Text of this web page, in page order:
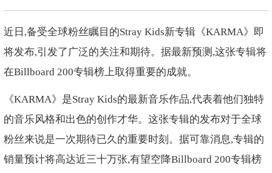
近日,备受全球粉丝瞩目的Stray Kids新专辑《KARMA》即
将发布,引发了广泛的关注和期待。据最新预测,这张专辑将
在Billboard 200专辑榜上取得重要的成就。
《KARMA》是Stray Kids的最新音乐作品,代表着他们独特
的音乐风格和出色的创作才华。这张专辑的发布对于全球
粉丝来说是一次期待已久的重要时刻。据可靠消息,专辑的
销量预计将高达近三十万张,有望空降Billboard 200专辑榜